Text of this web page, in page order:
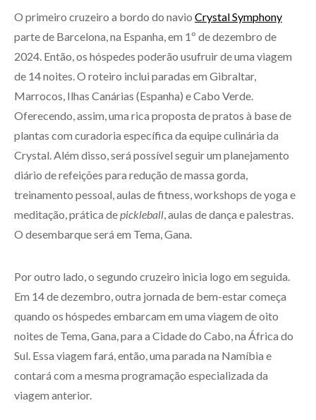
O primeiro cruzeiro a bordo do navio Crystal Symphony
parte de Barcelona, na Espanha, em 1º de dezembro de
2024. Então, os hóspedes poderão usufruir de uma viagem
de 14 noites. O roteiro inclui paradas em Gibraltar,
Marrocos, Ilhas Canárias (Espanha) e Cabo Verde.
Oferecendo, assim, uma rica proposta de pratos à base de
plantas com curadoria específica da equipe culinária da
Crystal. Além disso, será possível seguir um planejamento
diário de refeições para redução de massa gorda,
treinamento pessoal, aulas de fitness, workshops de yoga e
meditação, prática de pickleball , aulas de dança e palestras.
O desembarque será em Tema, Gana.
Por outro lado, o segundo cruzeiro inicia logo em seguida.
Em 14 de dezembro, outra jornada de bem-estar começa
quando os hóspedes embarcam em uma viagem de oito
noites de Tema, Gana, para a Cidade do Cabo, na África do
Sul. Essa viagem fará, então, uma parada na Namíbia e
contará com a mesma programação especializada da
viagem anterior.